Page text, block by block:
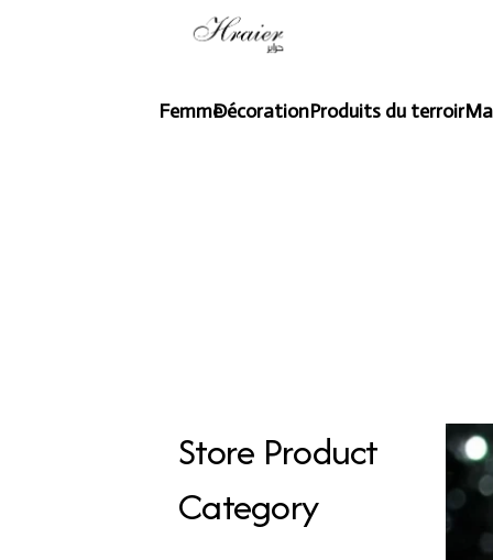
FemmeDécorationProduits du terroir
Store Product
Category